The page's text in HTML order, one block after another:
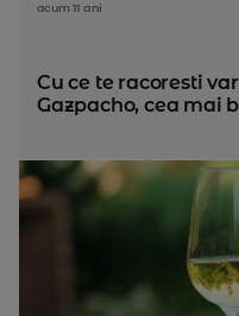
acum 11 ani
Cu ce te racoresti
Gazpacho, cea mai